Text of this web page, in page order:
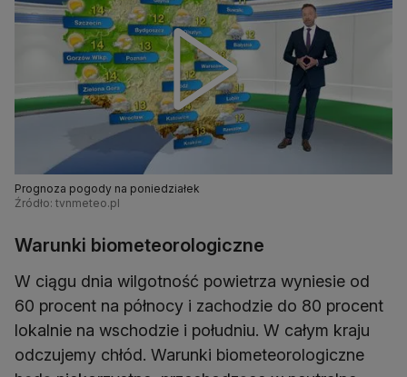
Prognoza pogody na poniedziałek
Źródło: tvnmeteo.pl
Warunki biometeorologiczne
W ciągu dnia wilgotność powietrza wyniesie od
60 procent na północy i zachodzie do 80 procent
lokalnie na wschodzie i południu. W całym kraju
odczujemy chłód. Warunki biometeorologiczne